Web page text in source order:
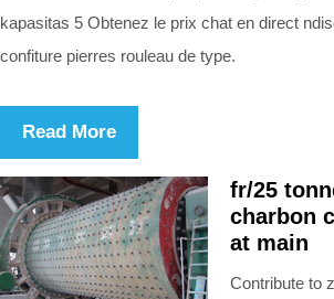
kapasitas 5 Obtenez le prix chat en direct
confiture pierres rouleau de type.
Read More
fr/25
charbon
at main
Contribute to